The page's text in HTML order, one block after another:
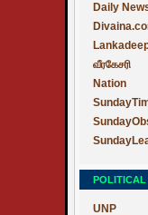
Daily
வீரகேசரி
Nation
POLITICAL
UNP